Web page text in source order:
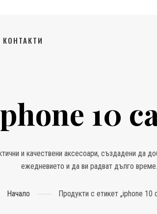
КОНТАКТИ
10
и качествени аксесоари, създадени да
ежедневието и да ви радват дълго време.
Начало Продукти с етикет „iphone 10